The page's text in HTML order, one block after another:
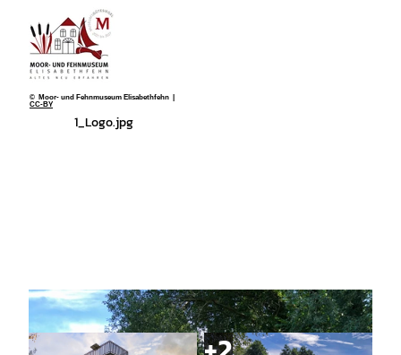
© Moor- und Fehnmuseum Elisabethfehn |
CC-BY
1_Logo.jpg